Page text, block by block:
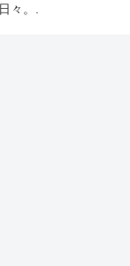
々。.